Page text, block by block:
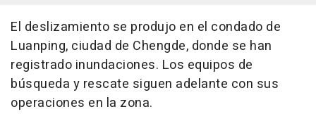
El deslizamiento se produjo en el condado de
Luanping, ciudad de Chengde, donde se han
registrado inundaciones. Los equipos de
búsqueda y rescate siguen adelante con sus
operaciones en la zona.